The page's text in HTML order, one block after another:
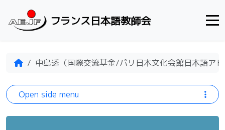
フランス日本語教師会
Home中島透（国際交流基金/パリ日本文化会館日本語ア
Open side menu